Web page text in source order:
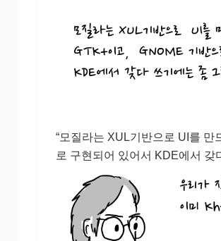
“모질라는 XUL기반으로 UI를 만
로 구현되어 있어서 KDE에서 갖